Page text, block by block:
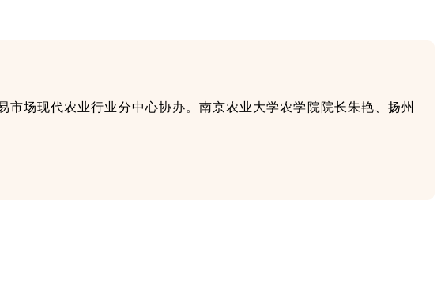
场现代农业行业分中心协办。南京农业大学农学院院长朱艳、扬州